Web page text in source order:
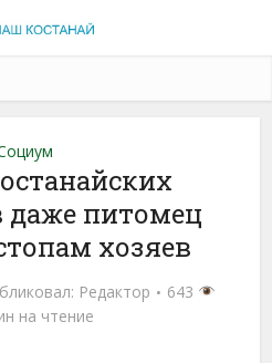
даже питомец
хозяев
Редактор
643
на чтение